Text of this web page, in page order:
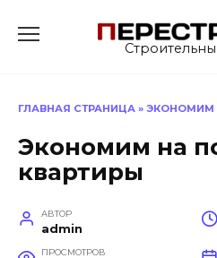
ГЛАВНАЯ СТРАНИЦА » ЭКОНОМИМ
Экономим на
квартиры
АВТОР
admin
ПРОСМОТРОВ